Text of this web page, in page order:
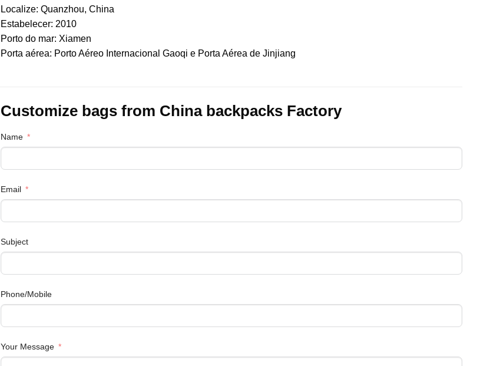
Localize: Quanzhou, China
Estabelecer: 2010
Porto do mar: Xiamen
Porta aérea: Porto Aéreo Internacional Gaoqi e Porta Aérea de Jinjiang
Customize bags from China backpacks Factory
Name
Email
Subject
Phone/Mobile
Your Message